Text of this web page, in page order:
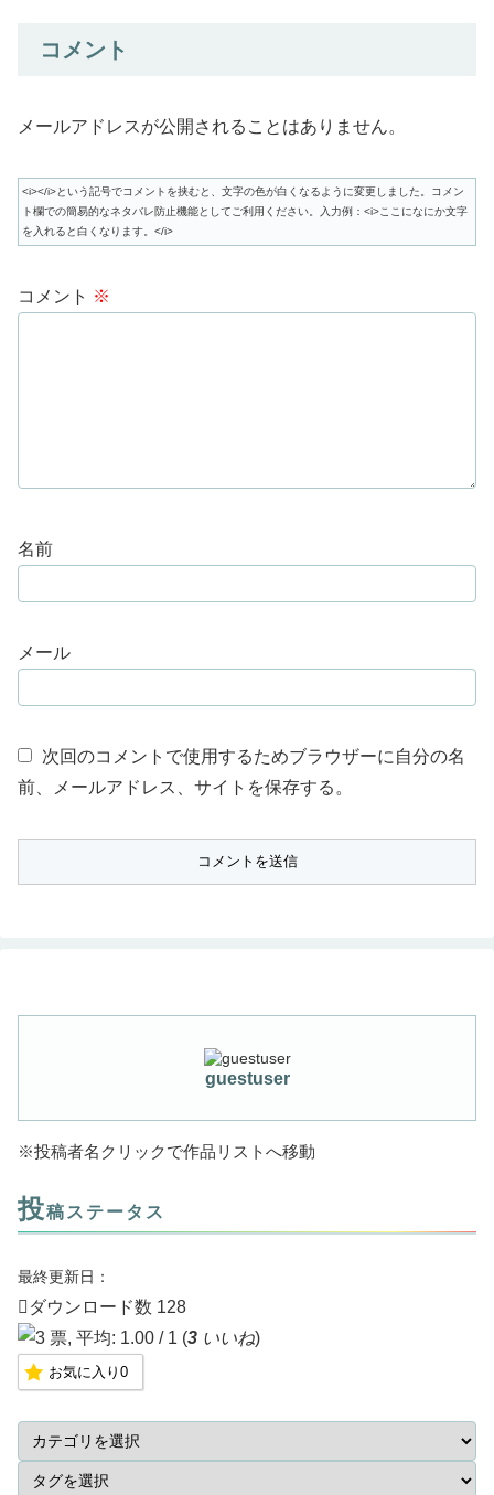
コメント
メールアドレスが公開されることはありません。
<i></i>という記号でコメントを挟むと、文字の色が白くなるように変更しました。コメン
ト欄での簡易的なネタバレ防止機能としてご利用ください。入力例：<i>ここになにか文字
を入れると白くなります。</i>
コメント ※
名前
メール
次回のコメントで使用するためブラウザーに自分の名
前、メールアドレス、サイトを保存する。
guestuser
※投稿者名クリックで作品リストへ移動
投稿ステータス
最終更新日：
ダウンロード数 128
(3 いいね)
お気に入り 0